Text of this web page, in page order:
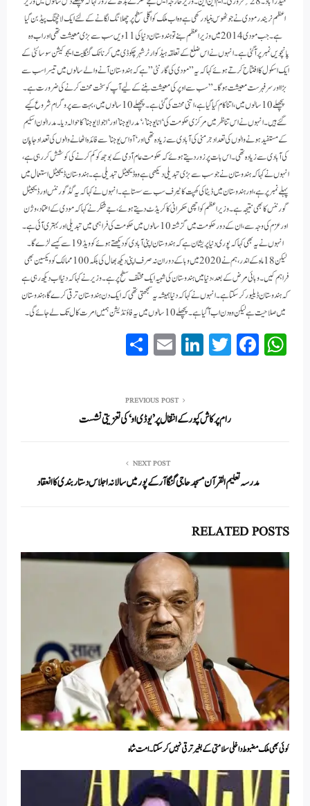
اعظم نریندر مودی نے جو ٹھوس بنیاد رکھی ہے وہ اب ملک کو اگلی سطح پر چھلانگ لگانے کے لئے ایک لانچنگ پیڈ بن گیا
ہے۔ جب مودی 2014 میں وزیر اعظم بنے تو ہندوستان دنیا کی 11ویں سب سے بڑی معیشت تھی اور اب وہ
پانچویں نمبر پر آ گئی ہے۔ انہوں نے اس ضلع کے تعلقہ ہیڈکوارٹر شہر چکوڈی میں کرناٹک لنگایت ایجوکیشن سوسائٹی کے
ایک اسکول کا افتتاح کرتے ہوئے کہا کہ یہ ”مودی کی گارنٹی” ہے کہ ہندوستان آنے والے سالوں میں تیسرا سب سے
بڑا اور سرفہرست معیشت ہوگا۔” سب سے اوپر کی معیشت بننے کے لیے آپ کو سخت محنت کرنے کی ضرورت ہے۔
پچھلے 10 سالوں میں، اتنا کام کیا گیا ہے، اتنی محنت کی گئی ہے۔ پچھلے 10 سالوں میں، بہت سے پروگرام شروع کیے
گئے ہیں۔انہوں نے اس تناظر میں مرکزی حکومت کی ‘انا یوجنا’، ‘مدرا یوجنا’ اور ‘ اجولا یوجنا’ کا حوالہ دیا۔ مدرا لون اسکیم
کے مستفید ہونے والوں کی تعداد جرمنی کی آبادی سے زیادہ تھی اور ‘ آواس یوجنا’ سے فائدہ اٹھانے والوں کی تعداد جاپان
کی آبادی سے زیادہ تھی۔اس بات پر زور دیتے ہوئے کہ حکومت عام آدمی کے بوجھ کو کم کرنے کی کوشش کر رہی ہے،
انہوں نے کہا کہ ہندوستان نے جو سب سے بڑی تبدیلی دیکھی ہے وہ ڈیجیٹل تبدیلی ہے ۔ ہندوستان ڈیجیٹل استعمال میں
پہلے نمبر پر ہے، اور ہندوستان میں ڈیٹا کی کھپت کا ٹیرف سب سے سستا ہے۔ انہوں نے کہا کہ یہ گڈ گورننس اور ڈیجیٹل
گورننس کا بھی نتیجہ ہے۔وزیر اعظم کو اچھی حکمرانی کا کریڈٹ دیتے ہوئے، جے شنکر نے کہا کہ مودی کے اعتماد، وژن
اور عزم کی وجہ سے، ان کے دور حکومت میں گزشتہ 10 سالوں میں حکومت کی فراہمی میں تبدیلی اور بہتری آئی ہے۔
انہوں نے یہ بھی کہا کہ پوری دنیا پریشان ہے کہ ہندوستان اپنی آبادی کو دیکھتے ہوئے کوویڈ 19 سے کیسے لڑے گا۔
لیکن 18 ماہ کے اندر، ہم نے 2020 میں وبا کے دوران نہ صرف اپنی دیکھ بھال کی بلکہ 100 ممالک کو ویکسین بھی
فراہم کیں۔ وبائی مرض کے بعد، دنیا میں ہندوستان کی شبیہ ایک مختلف سطح پر ہے۔ وزیر نے کہا کہ دنیا اب دیکھ رہی ہے
کہ ہندوستان ڈیلیور کر سکتا ہے۔ انہوں نےکہا کہ دنیا ہمیشہ یہ سمجھتی تھی کہ ایک دن ہندوستان ترقی کرے گا، ہندوستان
میں صلاحیت ہے لیکن وہ دن اب آ گیا ہے۔ پچھلے 10 سالوں میں یہ فاؤنڈیشن ہمیں امرت کال تک لے جائے گی۔
W
ha
Fa
ce
ok
T
wi
r
Li
nk
In
E
m
PREVIOUS POST
رام پرکاش کپور کے انتقال پر ’یو ڈی او‘ کی تعزیتی نشست
NEXT POST
مدرسہ تعلیم القرآن مسجد حاجی لنگا آرکے پور میں سالانہ اجلاس دستاربندی کا انعقاد
RELATED POSTS
کوئی بھی ملک مضبوط داخلی سلامتی کے بغیر ترقی نہیں کر سکتا۔ امت شاہ